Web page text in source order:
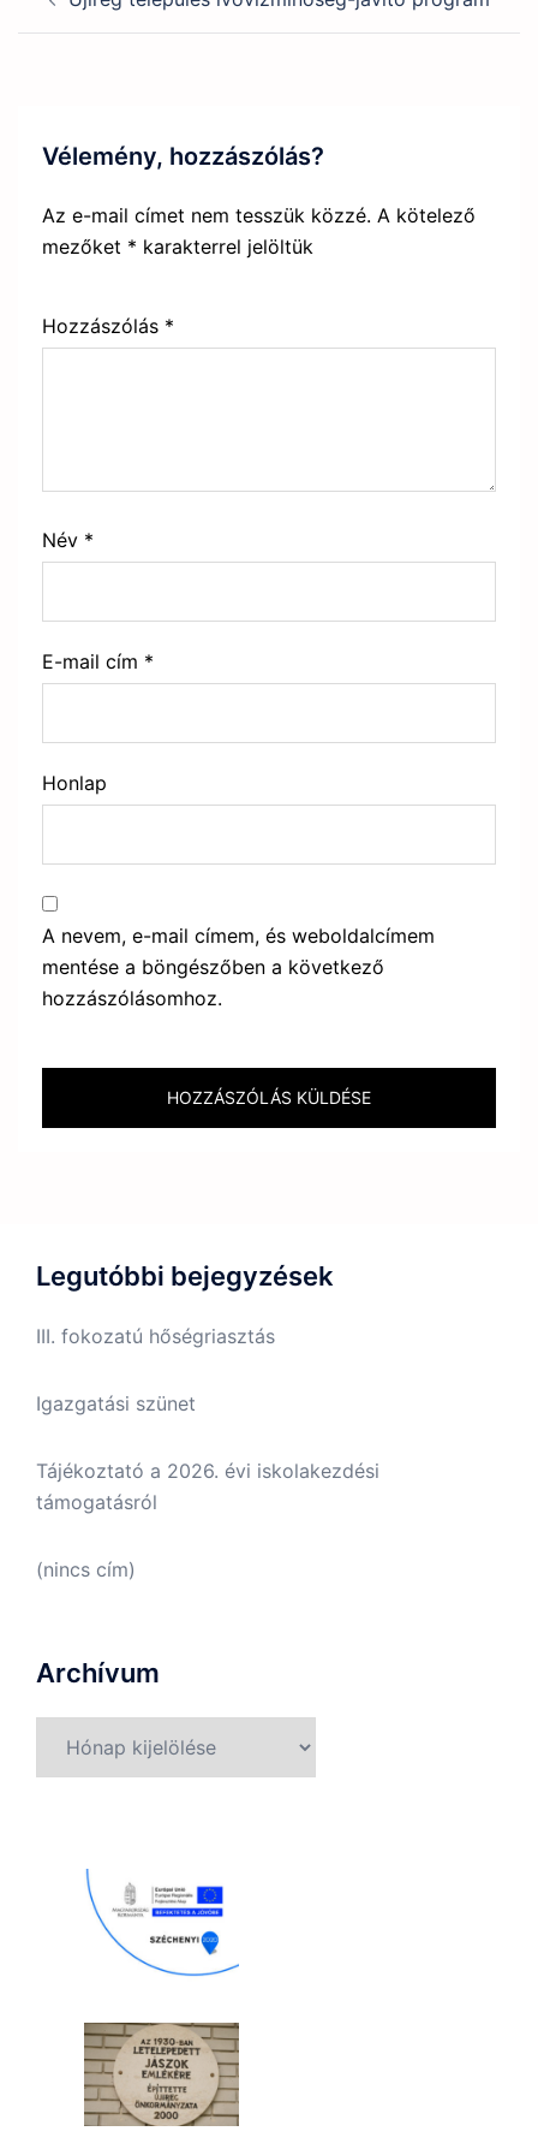
navigation
Vélemény, hozzászólás?
Az e-mail címet nem tesszük közzé. A kötelező
mezőket * karakterrel jelöltük
Hozzászólás *
Név *
E-mail cím *
Honlap
A nevem, e-mail címem, és weboldalcímem
mentése a böngészőben a következő
hozzászólásomhoz.
Legutóbbi bejegyzések
III. fokozatú hőségriasztás
Igazgatási szünet
Tájékoztató a 2026. évi iskolakezdési
támogatásról
(nincs cím)
Archívum